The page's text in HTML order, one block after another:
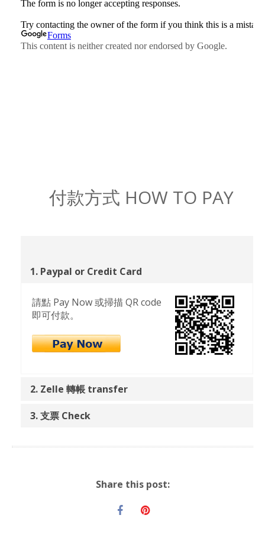
付款方式 HOW TO PAY
1. Paypal or Credit Card
請點 Pay Now 或掃描 QR code
即可付款。
2. Zelle 轉帳 transfer
3. 支票 Check
Share this post: